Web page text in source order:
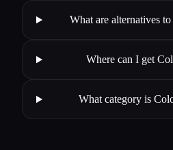
What are alternatives
Where can I get
What category is